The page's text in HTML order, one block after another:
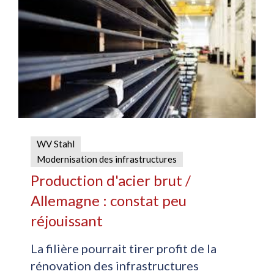
WV Stahl
Modernisation des infrastructures
Production d'acier brut /
Allemagne : constat peu
réjouissant
La filière pourrait tirer profit de la
rénovation des infrastructures